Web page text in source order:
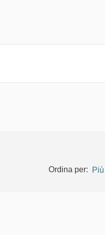
Ordina per: